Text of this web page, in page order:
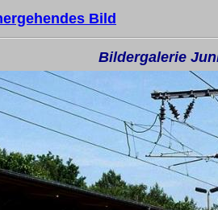
Bild
Bildergalerie